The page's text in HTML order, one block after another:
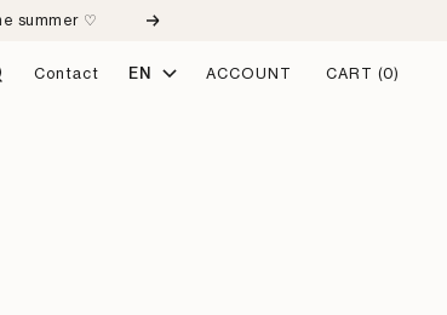
summer ♡ Next
Contact Language
EN ACCOUNT CART (0)